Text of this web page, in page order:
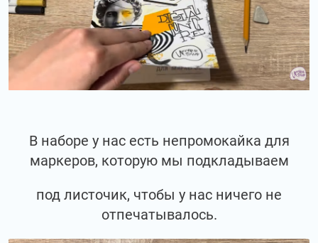
В наборе у нас есть непромокайка для
маркеров, которую мы подкладываем
под листочик, чтобы у нас ничего не
отпечатывалось.